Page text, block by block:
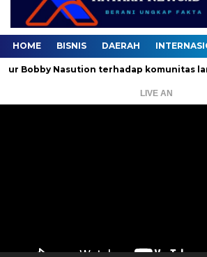
HOME BISNIS DAERAH
Nasution terhadap komunitas lari .
LIVE AN